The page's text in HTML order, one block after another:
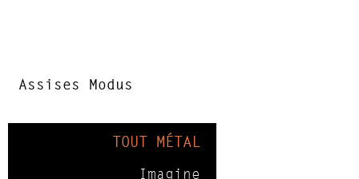
TOUT MÉTAL
Imagine
Assises Modus